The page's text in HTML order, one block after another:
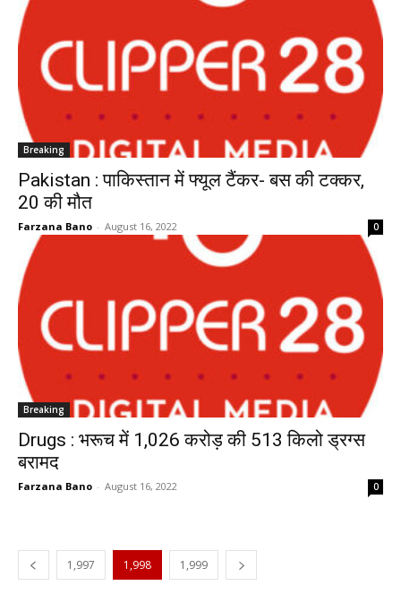
Breaking
Pakistan : पाकिस्तान में फ्यूल टैंकर- बस की टक्कर,
20 की मौत
Farzana Bano - August 16, 2022 0
Breaking
Drugs : भरूच में 1,026 करोड़ की 513 किलो ड्रग्स
बरामद
Farzana Bano - August 16, 2022 0
1,997 1,998 1,999